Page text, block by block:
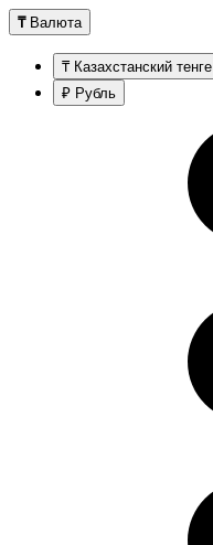
₸ Валюта
₸ Казахстанский тенге
₽ Рубль